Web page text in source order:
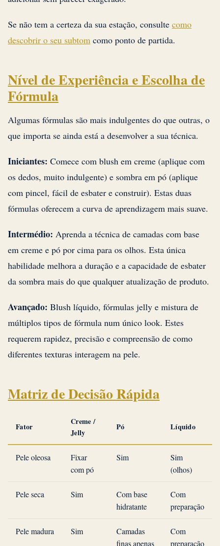
Se não tem a certeza da sua estação, consulte como
descobrir o seu subtom como ponto de partida.
Nível de Experiência e Escolha de
Fórmula
Algumas fórmulas são mais indulgentes do que outras, o
que importa se ainda está a desenvolver a sua técnica.
Iniciantes: Comece com blush em creme (aplique com
os dedos, muito indulgente) e sombra em pó (aplique
com pincel, fácil de esbater e construir). Estas duas
fórmulas oferecem a curva de aprendizagem mais suave.
Intermédio: Aprenda a técnica de camadas com base
em creme e pó por cima para os olhos. Esta única
habilidade melhora a duração e a capacidade de esbater
da sombra mais do que qualquer atualização de produto.
Avançado: Blush líquido, fórmulas jelly e mistura de
múltiplos tipos de fórmula num único look. Estes
requerem rapidez, precisão e compreensão de como
diferentes texturas interagem na pele.
Matriz de Decisão Rápida
Fator
Creme /
Jelly
Pó Líquido
Pele oleosa
Fixar
com pó
Sim
Sim
(olhos)
Pele seca Sim
Com base
hidratante
Com
preparação
Pele madura Sim
Camadas
finas apenas
Com
preparação